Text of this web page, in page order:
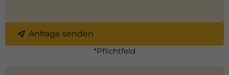
Anfrage senden
*Pflichtfeld